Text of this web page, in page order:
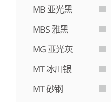
MB 亚光黑
MBS 雅黑
MG 亚光灰
MT 冰川银
MT 砂钢